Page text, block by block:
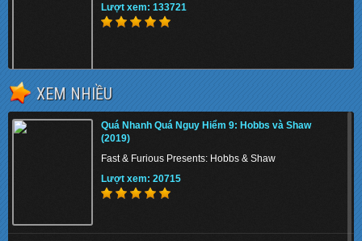
Lượt xem: 133721
Lượt xem: 152082
The Union 2024 - Liên minh tuyệt mật
XEM NHIỀU
Quá Nhanh Quá Nguy Hiểm 9: Hobbs và Shaw
(2019)
Fast & Furious Presents: Hobbs & Shaw
Lượt xem: 20715